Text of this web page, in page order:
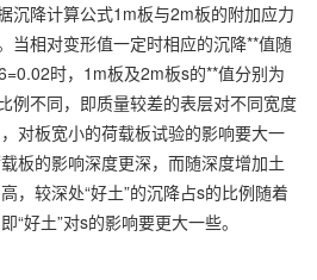
沉降计算公式1m板与2m板的附加应力
当相对变形值一定时相应的沉降**值随
时，1m板及2m板s的**值分别为
例不同，即质量较差的表层对不同宽度
对板宽小的荷载板试验的影响要大一
板的影响深度更深，而随深度增加土
，较深处“好土”的沉降占s的比例随着
“好土”对s的影响要更大一些。